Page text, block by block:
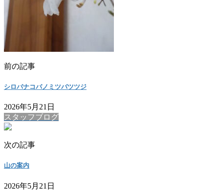
前の記事
シロバナコバノミツバツツジ
2026年5月21日
スタッフブログ
次の記事
山の案内
2026年5月21日